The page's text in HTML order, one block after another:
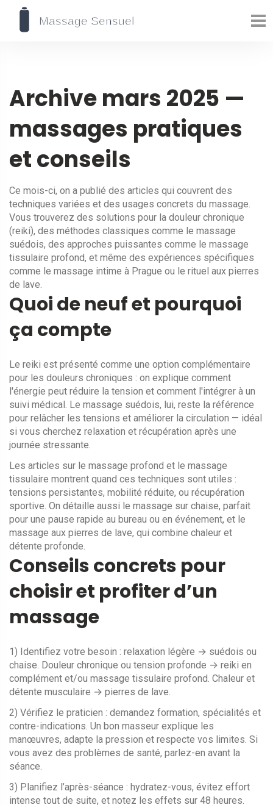
Archive mars 2025 —
massages pratiques
et conseils
Ce mois-ci, on a publié des articles qui couvrent des
techniques variées et des usages concrets du massage.
Vous trouverez des solutions pour la douleur chronique
(reiki), des méthodes classiques comme le massage
suédois, des approches puissantes comme le massage
tissulaire profond, et même des expériences spécifiques
comme le massage intime à Prague ou le rituel aux pierres
de lave.
Quoi de neuf et pourquoi
ça compte
Le reiki est présenté comme une option complémentaire
pour les douleurs chroniques : on explique comment
l'énergie peut réduire la tension et comment l'intégrer à un
suivi médical. Le massage suédois, lui, reste la référence
pour relâcher les tensions et améliorer la circulation — idéal
si vous cherchez relaxation et récupération après une
journée stressante.
Les articles sur le massage profond et le massage
tissulaire montrent quand ces techniques sont utiles :
tensions persistantes, mobilité réduite, ou récupération
sportive. On détaille aussi le massage sur chaise, parfait
pour une pause rapide au bureau ou en événement, et le
massage aux pierres de lave, qui combine chaleur et
détente profonde.
Conseils concrets pour
choisir et profiter d’un
massage
1) Identifiez votre besoin : relaxation légère → suédois ou
chaise. Douleur chronique ou tension profonde → reiki en
complément et/ou massage tissulaire profond. Chaleur et
détente musculaire → pierres de lave.
2) Vérifiez le praticien : demandez formation, spécialités et
contre-indications. Un bon masseur explique les
manœuvres, adapte la pression et respecte vos limites. Si
vous avez des problèmes de santé, parlez-en avant la
séance.
3) Planifiez l’après-séance : hydratez-vous, évitez effort
intense tout de suite, et notez les effets sur 48 heures.